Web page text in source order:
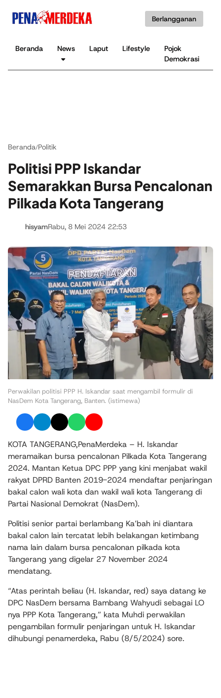
Berlangganan
Beranda News Laput Lifestyle
Pojok
Demokrasi
Beranda/Politik
Politisi PPP Iskandar
Semarakkan Bursa Pencalonan
Pilkada Kota Tangerang
hisyamRabu, 8 Mei 2024 22:53
Perwakilan politisi PPP H. Iskandar saat mengambil formulir di
NasDem Kota Tangerang, Banten. (istimewa)
KOTA TANGERANG,PenaMerdeka – H. Iskandar
meramaikan bursa pencalonan Pilkada Kota Tangerang
2024. Mantan Ketua DPC PPP yang kini menjabat wakil
rakyat DPRD Banten 2019-2024 mendaftar penjaringan
bakal calon wali kota dan wakil wali kota Tangerang di
Partai Nasional Demokrat (NasDem).
Politisi senior partai berlambang Ka’bah ini diantara
bakal calon lain tercatat lebih belakangan ketimbang
nama lain dalam bursa pencalonan pilkada kota
Tangerang yang digelar 27 November 2024
mendatang.
“Atas perintah beliau (H. Iskandar, red) saya datang ke
DPC NasDem bersama Bambang Wahyudi sebagai LO
nya PPP Kota Tangerang,” kata Muhdi perwakilan
pengambilan formulir penjaringan untuk H. Iskandar
dihubungi penamerdeka, Rabu (8/5/2024) sore.